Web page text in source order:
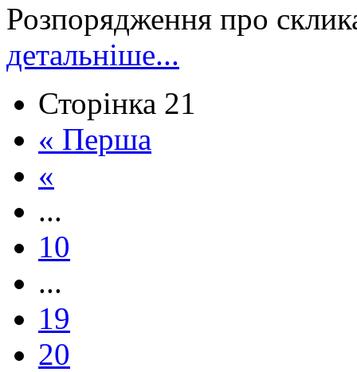
Розпорядження про
детальніше...
Сторінка 21
« Перша
«
...
10
...
19
20